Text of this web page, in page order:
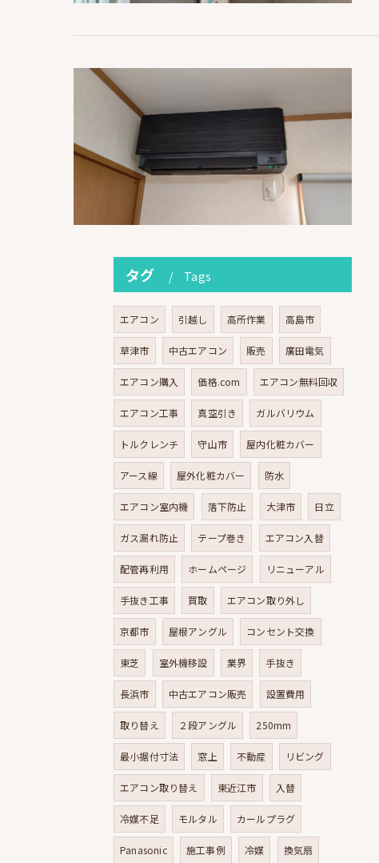
タグ Tags
エアコン 引越し 高所作業 高島市
草津市 中古エアコン 販売 廣田電気
エアコン購入 価格.com エアコン無料回収
エアコン工事 真空引き ガルバリウム
トルクレンチ 守山市 屋内化粧カバー
アース線 屋外化粧カバー 防水
エアコン室内機 落下防止 大津市 日立
ガス漏れ防止 テープ巻き エアコン入替
配管再利用 ホームページ リニューアル
手抜き工事 買取 エアコン取り外し
京都市 屋根アングル コンセント交換
東芝 室外機移設 業界 手抜き
長浜市 中古エアコン販売 設置費用
取り替え ２段アングル 250mm
最小据付寸法 窓上 不動産 リビング
エアコン取り替え 東近江市 入替
冷媒不足 モルタル カールプラグ
Panasonic 施工事例 冷媒 換気扇